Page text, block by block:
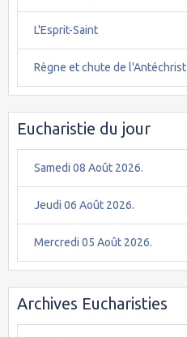
L'Esprit-Saint
Règne et chute de l'Antéchrist
Eucharistie du jour
Samedi 08 Août 2026.
Jeudi 06 Août 2026.
Mercredi 05 Août 2026.
Archives Eucharisties